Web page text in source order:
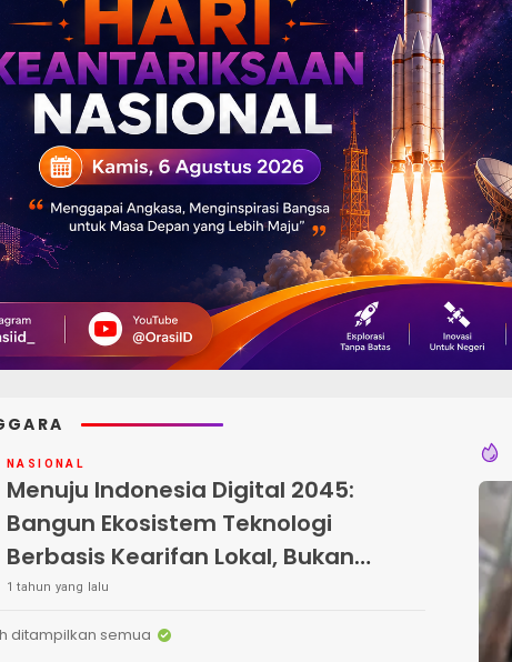
NASIONAL
Menuju Indonesia Digital 2045:
Bangun Ekosistem Teknologi
Berbasis Kearifan Lokal, Bukan
Sekadar Tiru Silicon Valley
1 tahun yang lalu
ditampilkan semua